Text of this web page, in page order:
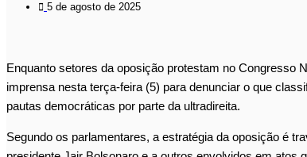
5 de agosto de 2025
Enquanto setores da oposição protestam no Congresso
imprensa nesta terça-feira (5) para denunciar o que
pautas democráticas por parte da ultradireita.
Segundo os parlamentares, a estratégia da oposição é